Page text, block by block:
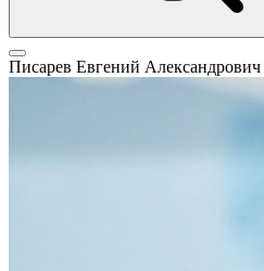
Писарев Евгений Александрович